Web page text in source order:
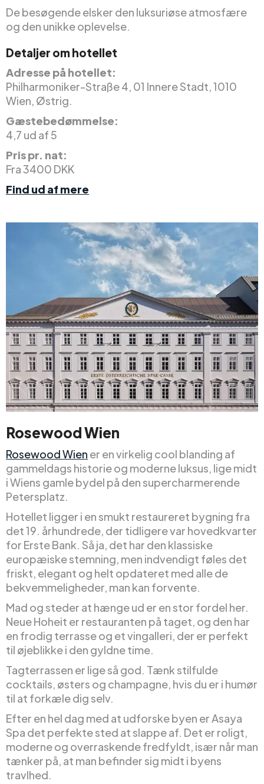
De besøgende elsker den luksuriøse atmosfære
og den unikke oplevelse.
Detaljer om hotellet
Adresse på hotellet:
Philharmoniker-Straße 4, 01 Innere Stadt, 1010
Wien, Østrig.
Gæstebedømmelse:
4,7 ud af 5
Pris pr. nat:
Fra 3400 DKK
Find ud af mere
Rosewood Wien
Rosewood Wien er en virkelig cool blanding af
gammeldags historie og moderne luksus, lige midt
i Wiens gamle bydel på den supercharmerende
Petersplatz.
Hotellet ligger i en smukt restaureret bygning fra
det 19. århundrede, der tidligere var hovedkvarter
for Erste Bank. Så ja, det har den klassiske
europæiske stemning, men indvendigt føles det
friskt, elegant og helt opdateret med alle de
bekvemmeligheder, man kan forvente.
Mad og steder at hænge ud er en stor fordel her.
Neue Hoheit er restauranten på taget, og den har
en frodig terrasse og et vingalleri, der er perfekt
til øjeblikke i den gyldne time.
Tagterrassen er lige så god. Tænk stilfulde
cocktails, østers og champagne, hvis du er i humør
til at forkæle dig selv.
Efter en hel dag med at udforske byen er Asaya
Spa det perfekte sted at slappe af. Det er roligt,
moderne og overraskende fredfyldt, især når man
tænker på, at man befinder sig midt i byens
travlhed.